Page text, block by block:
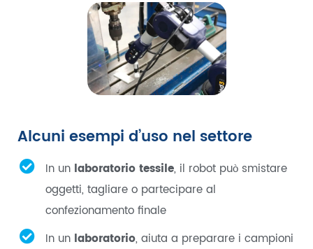
Alcuni esempi d’uso nel settore
In un laboratorio tessile, il robot può smistare
oggetti, tagliare o partecipare al
confezionamento finale
In un laboratorio, aiuta a preparare i campioni